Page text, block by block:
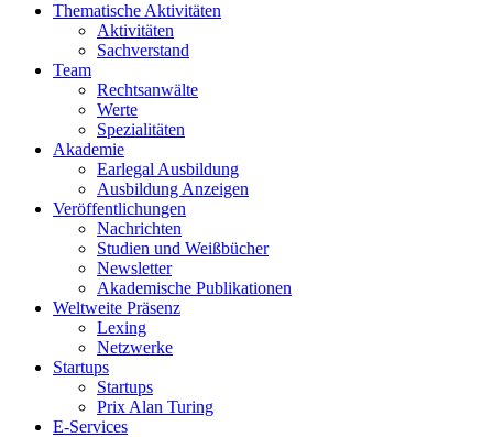
Thematische Aktivitäten
Aktivitäten
Sachverstand
Team
Rechtsanwälte
Werte
Spezialitäten
Akademie
Earlegal Ausbildung
Ausbildung Anzeigen
Veröffentlichungen
Nachrichten
Studien und Weißbücher
Newsletter
Akademische Publikationen
Weltweite Präsenz
Lexing
Netzwerke
Startups
Startups
Prix Alan Turing
E-Services